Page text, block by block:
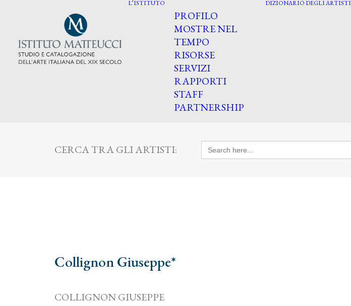
L’ISTITUTO
PROFILO
MOSTRE NEL
TEMPO
RISORSE
SERVIZI
RAPPORTI
STAFF
PARTNERSHIP
DIZIONARIO DEGLI ARTISTI
CERCA TRA GLI ARTISTI: Search
for:
Collignon Giuseppe*
COLLIGNON GIUSEPPE